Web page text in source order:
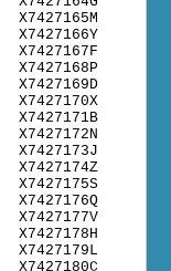
X7427165M
X7427166Y
X7427167F
X7427168P
X7427169D
X7427170X
X7427171B
X7427172N
X7427173J
X7427174Z
X7427175S
X7427176Q
X7427177V
X7427178H
X7427179L
X7427180C